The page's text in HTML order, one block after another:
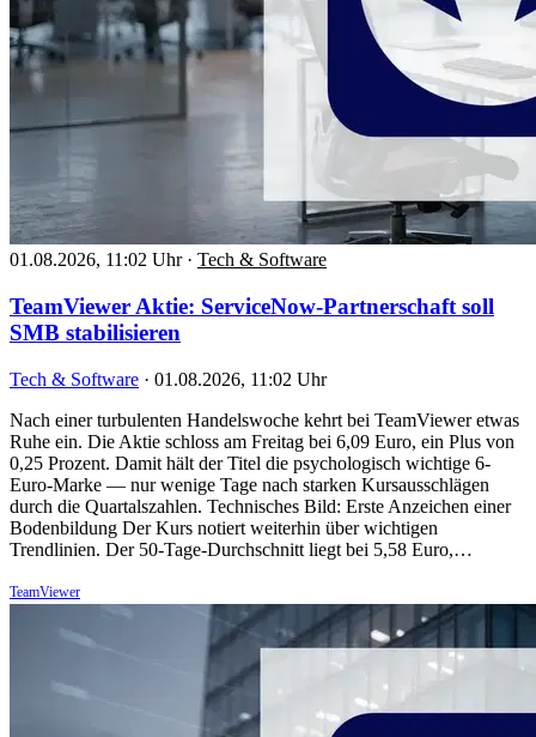
01.08.2026, 11:02 Uhr · Tech & Software
TeamViewer Aktie: ServiceNow-Partnerschaft soll
SMB stabilisieren
Tech & Software · 01.08.2026, 11:02 Uhr
Nach einer turbulenten Handelswoche kehrt bei TeamViewer etwas
Ruhe ein. Die Aktie schloss am Freitag bei 6,09 Euro, ein Plus von
0,25 Prozent. Damit hält der Titel die psychologisch wichtige 6-
Euro-Marke — nur wenige Tage nach starken Kursausschlägen
durch die Quartalszahlen. Technisches Bild: Erste Anzeichen einer
Bodenbildung Der Kurs notiert weiterhin über wichtigen
Trendlinien. Der 50-Tage-Durchschnitt liegt bei 5,58 Euro,…
TeamViewer